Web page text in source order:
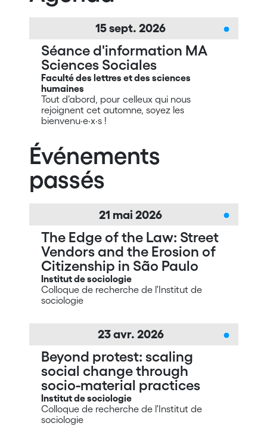
15sept. 2026
Séance d'information MA
Sciences Sociales
Faculté des lettres et des sciences
humaines
Tout d’abord, pour celleux qui nous
rejoignent cet automne, soyez les
bienvenu·e·x·s !
Événements
passés
21 mai 2026
The Edge of the Law: Street
Vendors and the Erosion of
Citizenship in São Paulo
Institut de sociologie
Colloque de recherche de l'Institut de
sociologie
23 avr. 2026
Beyond protest: scaling
social change through
socio-material practices
Institut de sociologie
Colloque de recherche de l'Institut de
sociologie